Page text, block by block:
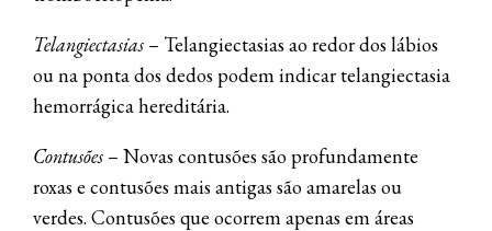
Telangiectasias – Telangiectasias ao redor dos lábios
ou na ponta dos dedos podem indicar telangiectasia
hemorrágica hereditária.
Contusões – Novas contusões são profundamente
roxas e contusões mais antigas são amarelas ou
verdes. Contusões que ocorrem apenas em áreas